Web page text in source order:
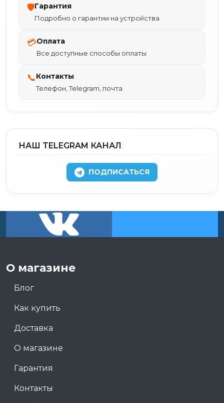
🛡Гарантия
Подробно о гарантии на устройства
💳Оплата
Все доступные способы оплаты
📞Контакты
Телефон, Telegram, почта
НАШ TELEGRAM КАНАЛ
ПОДПИСАТЬСЯ
О магазине
Блог
Как купить
Доставка
О магазине
Гарантия
Контакты